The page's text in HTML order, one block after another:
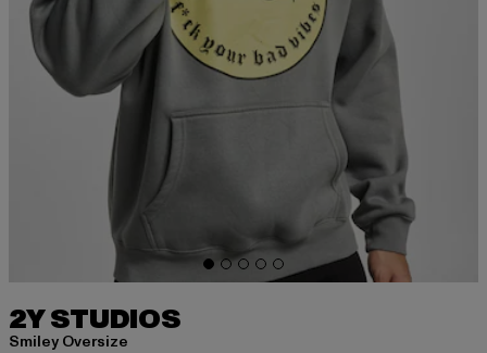
2Y STUDIOS
Smiley Oversize